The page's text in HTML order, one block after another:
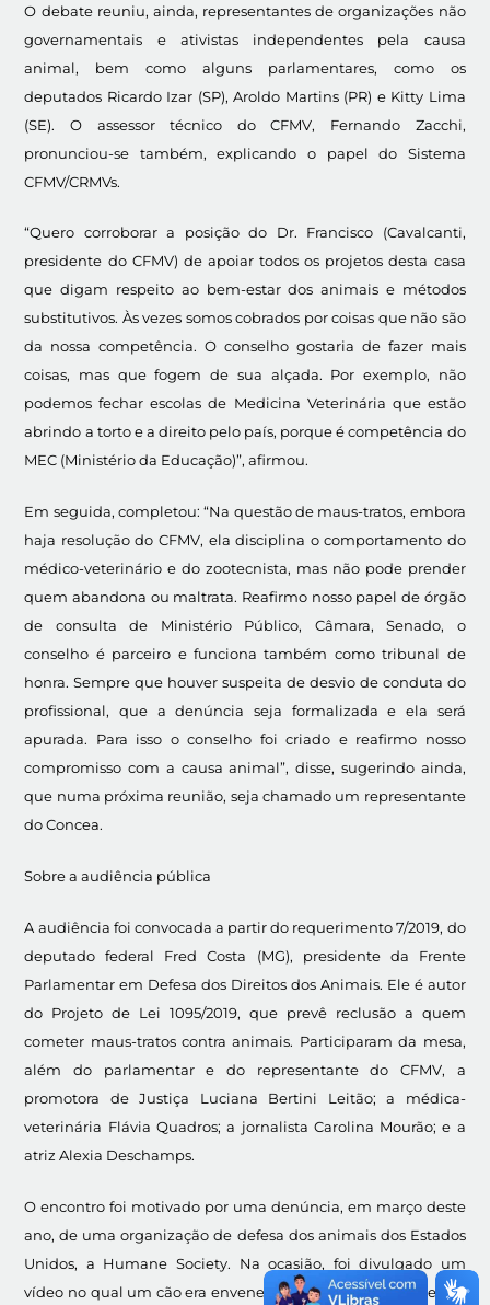
O debate reuniu, ainda, representantes de organizações não
governamentais e ativistas independentes pela causa
animal, bem como alguns parlamentares, como os
deputados Ricardo Izar (SP), Aroldo Martins (PR) e Kitty Lima
(SE). O assessor técnico do CFMV, Fernando Zacchi,
pronunciou-se também, explicando o papel do Sistema
CFMV/CRMVs.
“Quero corroborar a posição do Dr. Francisco (Cavalcanti,
presidente do CFMV) de apoiar todos os projetos desta casa
que digam respeito ao bem-estar dos animais e métodos
substitutivos. Às vezes somos cobrados por coisas que não são
da nossa competência. O conselho gostaria de fazer mais
coisas, mas que fogem de sua alçada. Por exemplo, não
podemos fechar escolas de Medicina Veterinária que estão
abrindo a torto e a direito pelo país, porque é competência do
MEC (Ministério da Educação)”, afirmou.
Em seguida, completou: “Na questão de maus-tratos, embora
haja resolução do CFMV, ela disciplina o comportamento do
médico-veterinário e do zootecnista, mas não pode prender
quem abandona ou maltrata. Reafirmo nosso papel de órgão
de consulta de Ministério Público, Câmara, Senado, o
conselho é parceiro e funciona também como tribunal de
honra. Sempre que houver suspeita de desvio de conduta do
profissional, que a denúncia seja formalizada e ela será
apurada. Para isso o conselho foi criado e reafirmo nosso
compromisso com a causa animal”, disse, sugerindo ainda,
que numa próxima reunião, seja chamado um representante
do Concea.
Sobre a audiência pública
A audiência foi convocada a partir do requerimento 7/2019, do
deputado federal Fred Costa (MG), presidente da Frente
Parlamentar em Defesa dos Direitos dos Animais. Ele é autor
do Projeto de Lei 1095/2019, que prevê reclusão a quem
cometer maus-tratos contra animais. Participaram da mesa,
além do parlamentar e do representante do CFMV, a
promotora de Justiça Luciana Bertini Leitão; a médica-
veterinária Flávia Quadros; a jornalista Carolina Mourão; e a
atriz Alexia Deschamps.
O encontro foi motivado por uma denúncia, em março deste
ano, de uma organização de defesa dos animais dos Estados
Unidos, a Humane Society. Na ocasião, foi divulgado um
vídeo no qual um cão era envenenado durante o teste de um